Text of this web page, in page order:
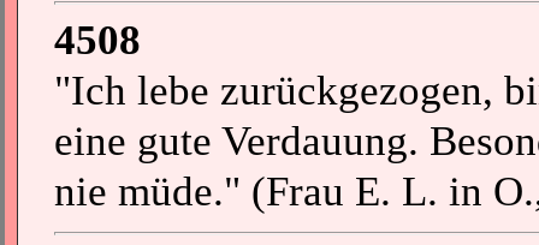
4508
"Ich lebe zurückgezogen,
eine gute Verdauung.
nie müde." (Frau E. L. in